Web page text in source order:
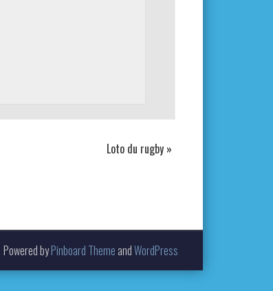
Loto du rugby »
Powered byPinboard Theme andWordPress